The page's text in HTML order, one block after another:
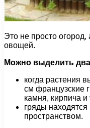
Это не просто
овощей.
Можно выделить
когда растения
см французские
камня, кирпича и
гряды
пространством.